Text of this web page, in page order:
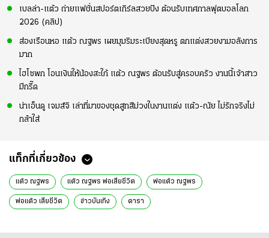
เบลล่า-แต้ว ถ่ายแฟชั่นสปอร์ตเกิร์ลสวยปัง ต้อนรับเทศกาลฟุตบอลโลก
2026 (คลิป)
ส่องเรือนหอ แต้ว ณฐพร เผยมุมริมระเบียงสุดหรู ตกแต่งสวยงามอลังการ
มาก
ไฮโซพก โอนเงินให้น้องสะใภ้ แต้ว ณฐพร ต้อนรับสู่ครอบครัว งานนี้เจ้าสาว
มีกรี๊ด
น่าเอ็นดู เจมส์จิ เล่าที่มาของชุดสูทสีม่วงในงานแต่ง แต้ว-ณัย ไม่รักจริงไม่
กล้าใส่
แท็กที่เกี่ยวข้อง
แต้ว ณฐพร แต้ว ณฐพร พ่อเสียชีวิต พ่อแต้ว ณฐพร
พ่อแต้ว เสียชีวิต ข่าวบันเทิง ดารา